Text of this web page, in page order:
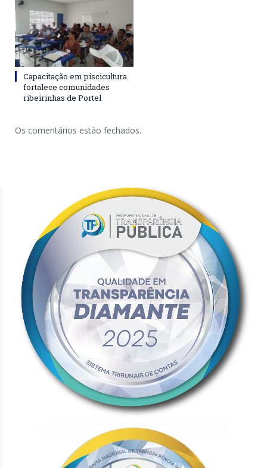
Capacitação em piscicultura
fortalece comunidades
ribeirinhas de Portel
Os comentários estão fechados.